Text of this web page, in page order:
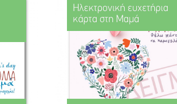
Ηλεκτρονική ευχετήρια
κάρτα στη Μαμά